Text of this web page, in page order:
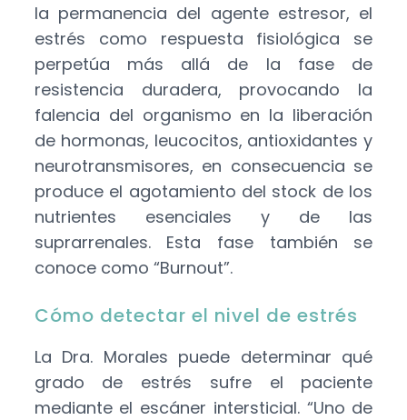
la permanencia del agente estresor, el
estrés como respuesta fisiológica se
perpetúa más allá de la fase de
resistencia duradera, provocando la
falencia del organismo en la liberación
de hormonas, leucocitos, antioxidantes y
neurotransmisores, en consecuencia se
produce el agotamiento del stock de los
nutrientes esenciales y de las
suprarrenales. Esta fase también se
conoce como “Burnout”.
Cómo detectar el nivel de estrés
La Dra. Morales puede determinar qué
grado de estrés sufre el paciente
mediante el escáner intersticial. “Uno de